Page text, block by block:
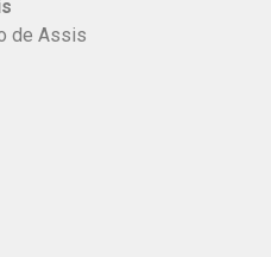
de Assis
Tadeu